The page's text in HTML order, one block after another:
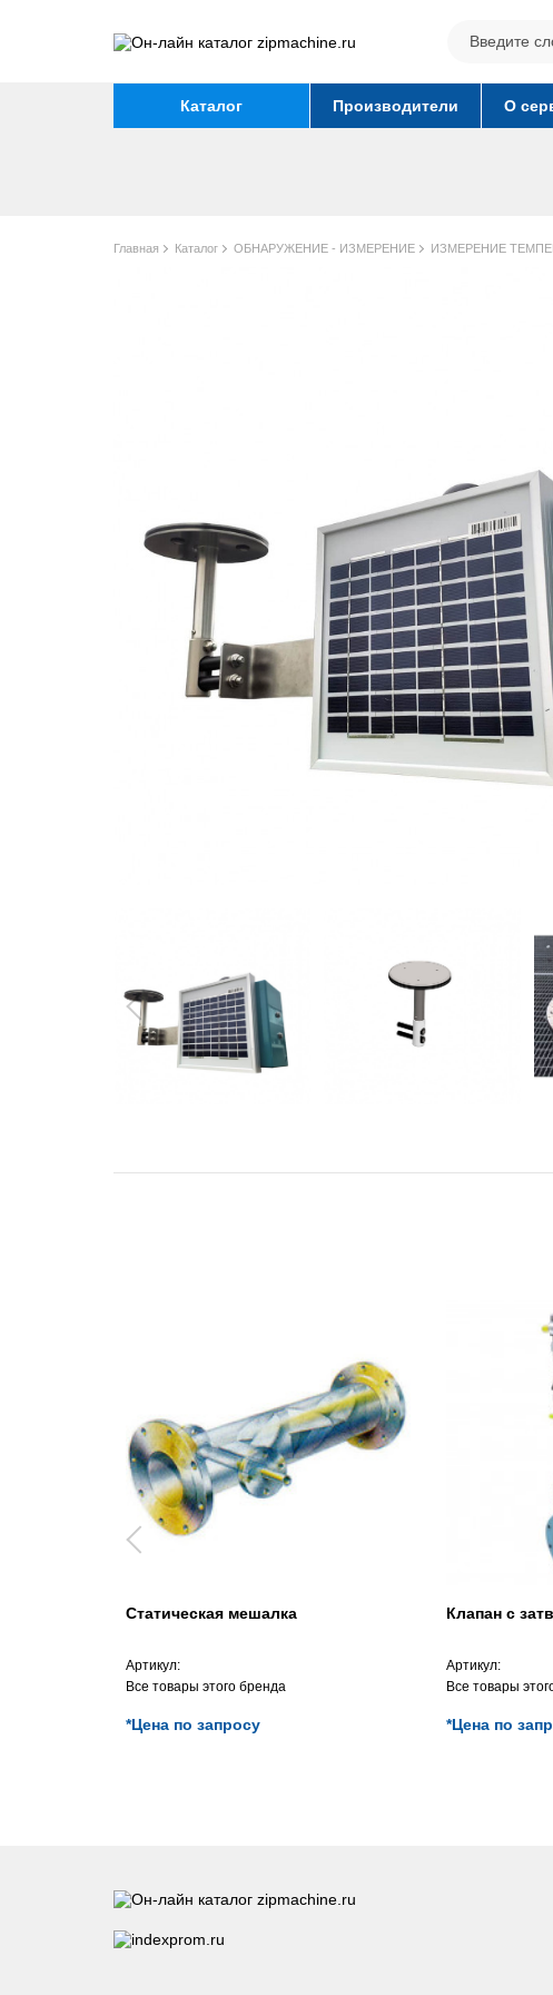
Каталог Производители О
Главная Каталог ОБНАРУЖЕНИЕ - ИЗМЕРЕНИЕ ИЗМЕРЕНИЕ
Статическая мешалка
Артикул:
Все товары этого бренда
*Цена по запросу
Клапан с
Артикул:
Все товары
*Цена по